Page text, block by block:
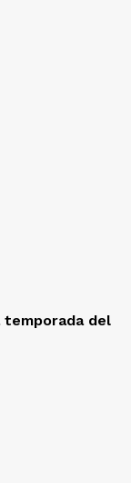
temporada del